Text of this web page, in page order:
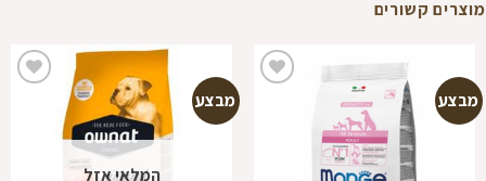
מוצרים קשורים
מבצע מבצע
המלאי אזל